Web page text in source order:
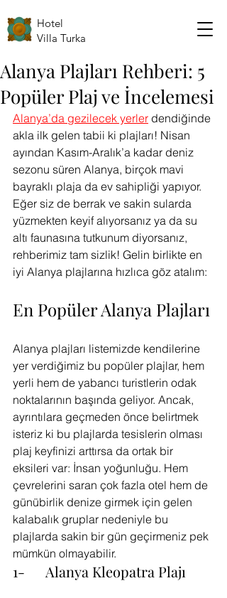
Hotel
Villa Turka
Alanya Plajları Rehberi: 5
Popüler Plaj ve İncelemesi
Alanya’da gezilecek yerler dendiğinde
akla ilk gelen tabii ki plajları! Nisan
ayından Kasım-Aralık’a kadar deniz
sezonu süren Alanya, birçok mavi
bayraklı plaja da ev sahipliği yapıyor.
Eğer siz de berrak ve sakin sularda
yüzmekten keyif alıyorsanız ya da su
altı faunasına tutkunum diyorsanız,
rehberimiz tam sizlik! Gelin birlikte en
iyi Alanya plajlarına hızlıca göz atalım:
En Popüler Alanya Plajları
Alanya plajları listemizde kendilerine
yer verdiğimiz bu popüler plajlar, hem
yerli hem de yabancı turistlerin odak
noktalarının başında geliyor. Ancak,
ayrıntılara geçmeden önce belirtmek
isteriz ki bu plajlarda tesislerin olması
plaj keyfinizi arttırsa da ortak bir
eksileri var: İnsan yoğunluğu. Hem
çevrelerini saran çok fazla otel hem de
günübirlik denize girmek için gelen
kalabalık gruplar nedeniyle bu
plajlarda sakin bir gün geçirmeniz pek
mümkün olmayabilir.
1-      Alanya Kleopatra Plajı